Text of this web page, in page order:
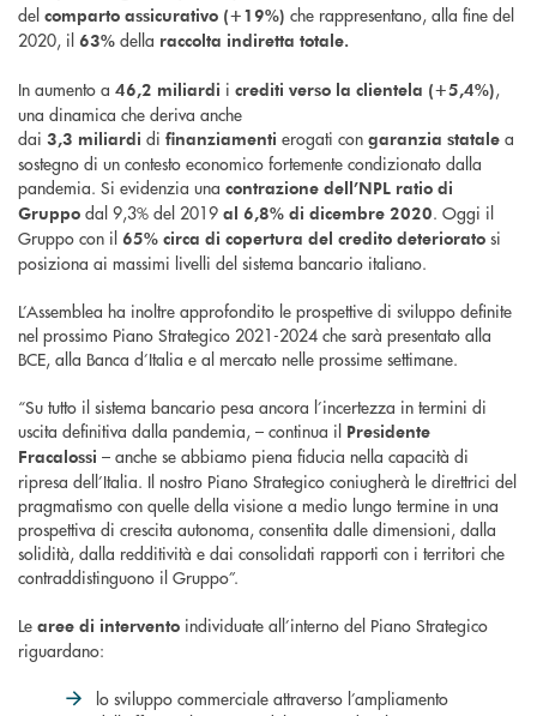
del comparto assicurativo (+19%) che rappresentano, alla fine del
2020, il 63% della raccolta indiretta totale.
In aumento a 46,2 miliardi i crediti verso la clientela (+5,4%),
una dinamica che deriva anche
dai 3,3 miliardi di finanziamenti erogati con garanzia statale a
sostegno di un contesto economico fortemente condizionato dalla
pandemia. Si evidenzia una contrazione dell’NPL ratio di
Gruppo dal 9,3% del 2019 al 6,8% di dicembre 2020. Oggi il
Gruppo con il 65% circa di copertura del credito deteriorato si
posiziona ai massimi livelli del sistema bancario italiano.
L’Assemblea ha inoltre approfondito le prospettive di sviluppo definite
nel prossimo Piano Strategico 2021-2024 che sarà presentato alla
BCE, alla Banca d’Italia e al mercato nelle prossime settimane.
“Su tutto il sistema bancario pesa ancora l’incertezza in termini di
uscita definitiva dalla pandemia, – continua il Presidente
Fracalossi – anche se abbiamo piena fiducia nella capacità di
ripresa dell’Italia. Il nostro Piano Strategico coniugherà le direttrici del
pragmatismo con quelle della visione a medio lungo termine in una
prospettiva di crescita autonoma, consentita dalle dimensioni, dalla
solidità, dalla redditività e dai consolidati rapporti con i territori che
contraddistinguono il Gruppo”.
Le aree di intervento individuate all’interno del Piano Strategico
riguardano:
lo sviluppo commerciale attraverso l’ampliamento